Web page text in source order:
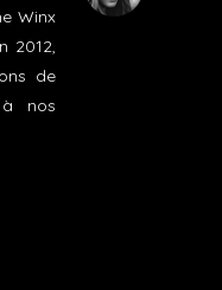
Winx
2012,
de
nos